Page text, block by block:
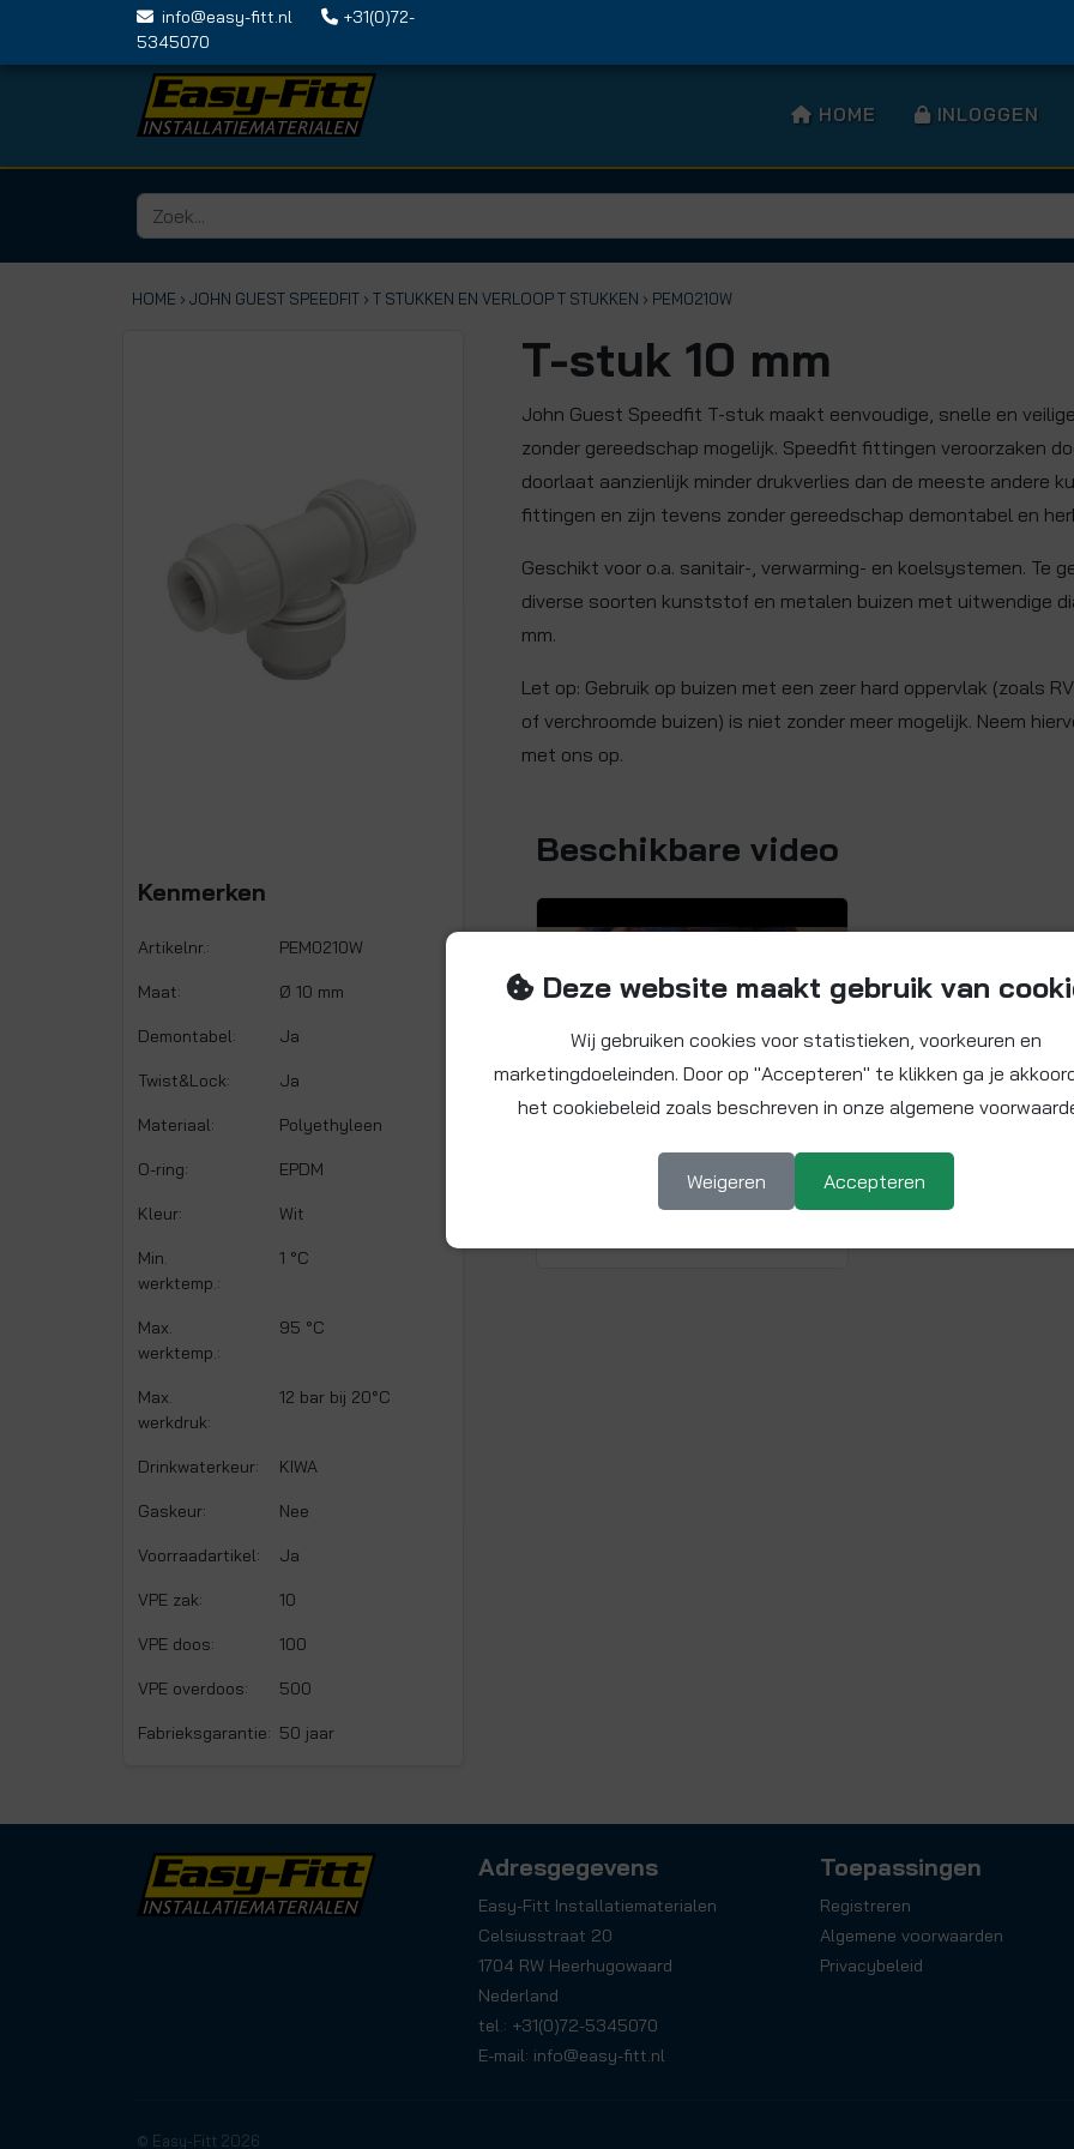
info@easy-fitt.nl
+31(0)72-
5345070
HOME INLOGGEN
HOME › JOHN GUEST SPEEDFIT › T STUKKEN EN VERLOOP T STUKKEN › PEM0210W
Kenmerken
Artikelnr.: PEM0210W
Maat: Ø 10 mm
Demontabel: Ja
Twist&Lock: Ja
Materiaal: Polyethyleen
O-ring: EPDM
Kleur: Wit
Min.
werktemp.:
1 °C
Max.
werktemp.:
95 °C
Max.
werkdruk:
12 bar bij 20°C
Drinkwaterkeur: KIWA
Gaskeur: Nee
Voorraadartikel: Ja
VPE zak: 10
VPE doos: 100
VPE overdoos: 500
Fabrieksgarantie: 50 jaar
T-stuk 10 mm
John Guest Speedfit T-stuk maakt eenvoudige, snelle en
zonder gereedschap mogelijk. Speedfit fittingen veroorzaken
doorlaat aanzienlijk minder drukverlies dan de meeste andere
fittingen en zijn tevens zonder gereedschap demontabel en
Geschikt voor o.a. sanitair-, verwarming- en koelsystemen. Te
diverse soorten kunststof en metalen buizen met uitwendige
mm.
Let op: Gebruik op buizen met een zeer hard oppervlak (zoals
of verchroomde buizen) is niet zonder meer mogelijk. Neem
met ons op.
Beschikbare video
▶ Afspelen
Bekijk video voor product
Adresgegevens
Easy-Fitt Installatiematerialen
Celsiusstraat 20
1704 RW Heerhugowaard
Nederland
tel.: +31(0)72-5345070
E-mail: info@easy-fitt.nl
Toepassingen
Registreren
Algemene voorwaarden
Privacybeleid
© Easy-Fitt 2026
Deze website maakt gebruik van
Wij gebruiken cookies voor statistieken, voorkeuren en
marketingdoeleinden. Door op "Accepteren" te klikken ga je
het cookiebeleid zoals beschreven in onze algemene
Weigeren Accepteren